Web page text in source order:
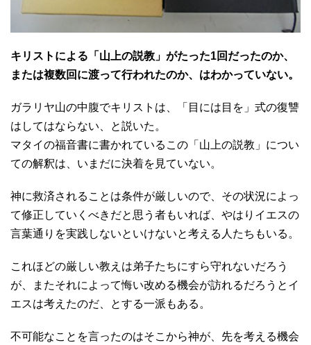
キリストによる「山上の説教」がたった1回だったのか、
または複数回に渡って行われたのか、はわかっていない。
ガラリヤ山の中腹でキリストは、「目には目を」式の復讐
はしてはならない、と説いた。
マタイの福音書に書かれているこの「山上の説教」につい
ての解釈は、いまだに決着を見ていない。
神に救済されることは条件が厳しいので、その状況によっ
て修正していくべきだと思う者もいれば、やはりイエスの
言葉通りを実践しないといけないと考える人たちもいる。
これほどの厳しい教えは弟子たちにすら守れないだろう
が、またそれによって悔い改める機会が訪れるだろうとイ
エスは考えたのだ、とする一派もある。
不可能なことを言ったのはそこから神が、先を考える機会